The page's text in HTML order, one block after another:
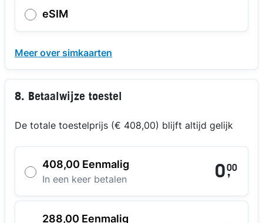
eSIM
Meer over simkaarten
8. Betaalwijze toestel
De totale toestelprijs (€ 408,00) blijft altijd gelijk
408,00 Eenmalig
In een keer betalen 0,
00
288,00 Eenmalig